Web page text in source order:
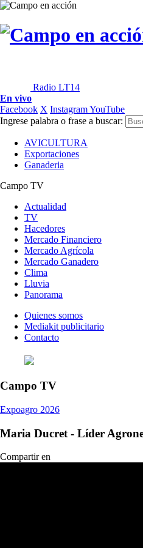
Radio LT14
En vivo
Facebook X InstagramYouTube
Ingrese palabra o frase a buscar:
AVICULTURA
Exportaciones
Ganaderia
Campo TV
Actualidad
TV
Hacedores
Mercado Financiero
Mercado Agrícola
Mercado Ganadero
Clima
Lluvia
Panorama
Quienes somos
Mediakit publicitario
Contacto
Campo TV
Expoagro 2026
Maria Ducret - Líder
Compartir en